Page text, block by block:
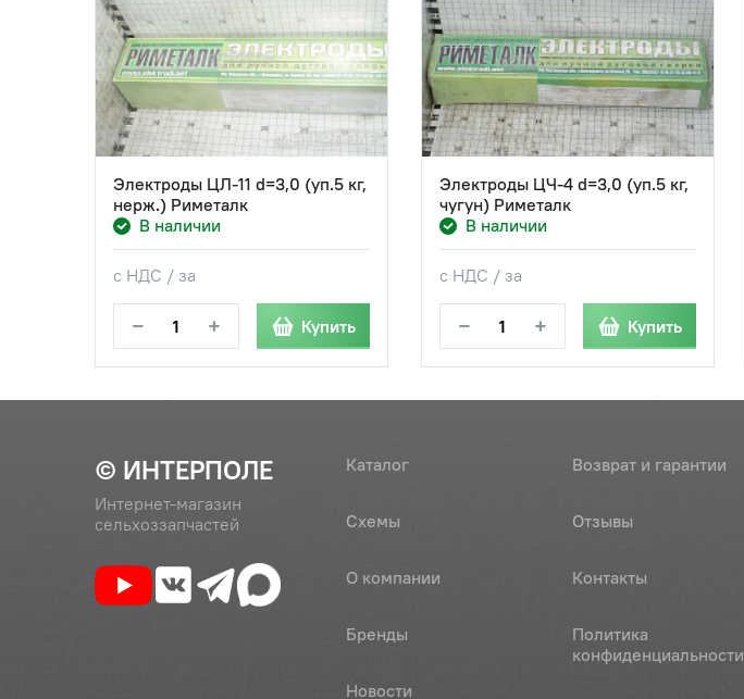
Электроды ЦЛ-11 d=3,0 (уп.5 кг,
нерж.) Риметалк
В наличии
с НДС / за
− + Купить
Электроды ЦЧ-4 d=3,0 (уп.5 кг,
чугун) Риметалк
В наличии
с НДС / за
− + Купить
© ИНТЕРПОЛЕ
Интернет-магазин
сельхоззапчастей
Каталог
Схемы
О компании
Бренды
Новости
Возврат и гарантии
Отзывы
Контакты
Политика
конфиденциальности